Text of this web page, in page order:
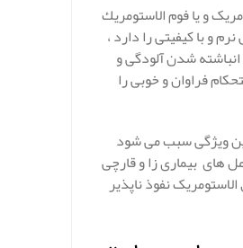
و یا فوم الاستومريك
و با کیفیتی را دارد ،
انباشته شدن آلودگی و
فراوان و خوبی را
ویژگی سبب می شود
های بیماری زا و قارچی
نفوذ ناپذیر